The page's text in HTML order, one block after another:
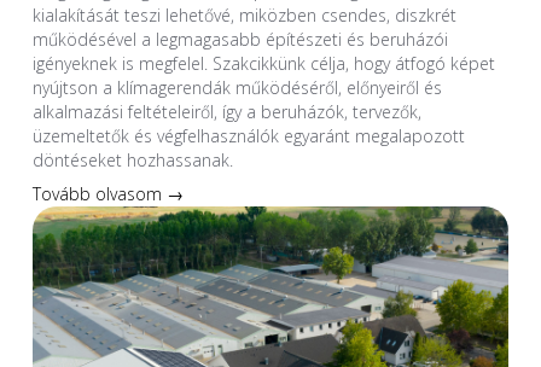
kialakítását teszi lehetővé, miközben csendes, diszkrét
működésével a legmagasabb építészeti és beruházói
igényeknek is megfelel. Szakcikkünk célja, hogy átfogó képet
nyújtson a klímagerendák működéséről, előnyeiről és
alkalmazási feltételeiről, így a beruházók, tervezők,
üzemeltetők és végfelhasználók egyaránt megalapozott
döntéseket hozhassanak.
Tovább olvasom →